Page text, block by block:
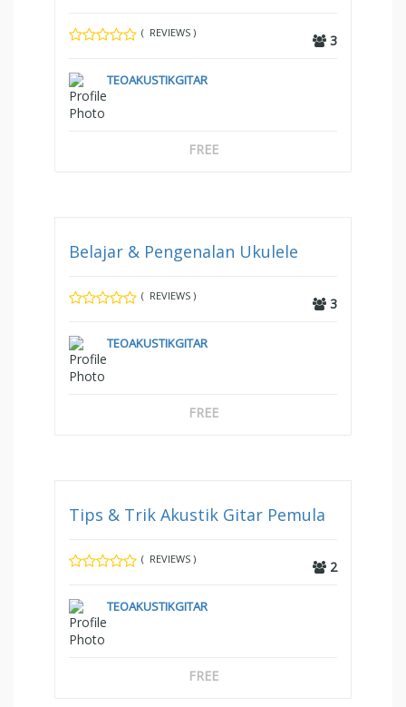
( REVIEWS ) 3
TEOAKUSTIKGITAR
FREE
Belajar & Pengenalan Ukulele
( REVIEWS ) 3
TEOAKUSTIKGITAR
FREE
Tips & Trik Akustik Gitar Pemula
( REVIEWS ) 2
TEOAKUSTIKGITAR
FREE